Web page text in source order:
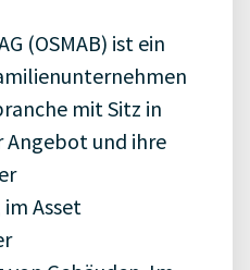
(OSMAB) ist ein
mit Sitz in
Angebot und ihre
Asset